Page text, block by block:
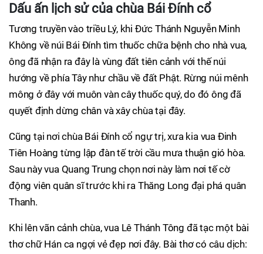
Dấu ấn lịch sử của chùa Bái Đính cổ
Tương truyền vào triều Lý, khi Đức Thánh Nguyễn Minh
Không về núi Bái Đính tìm thuốc chữa bệnh cho nhà vua,
ông đã nhận ra đây là vùng đất tiên cảnh với thế núi
hướng về phía Tây như chầu về đất Phật. Rừng núi mênh
mông ở đây với muôn vàn cây thuốc quý, do đó ông đã
quyết định dừng chân và xây chùa tại đây.
Cũng tại nơi chùa Bái Đính cổ ngự trị, xưa kia vua Đinh
Tiên Hoàng từng lập đàn tế trời cầu mưa thuận gió hòa.
Sau này vua Quang Trung chọn nơi này làm nơi tế cờ
động viên quân sĩ trước khi ra Thăng Long đại phá quân
Thanh.
Khi lên vãn cảnh chùa, vua Lê Thánh Tông đã tạc một bài
thơ chữ Hán ca ngợi vẻ đẹp nơi đây. Bài thơ có câu dịch: